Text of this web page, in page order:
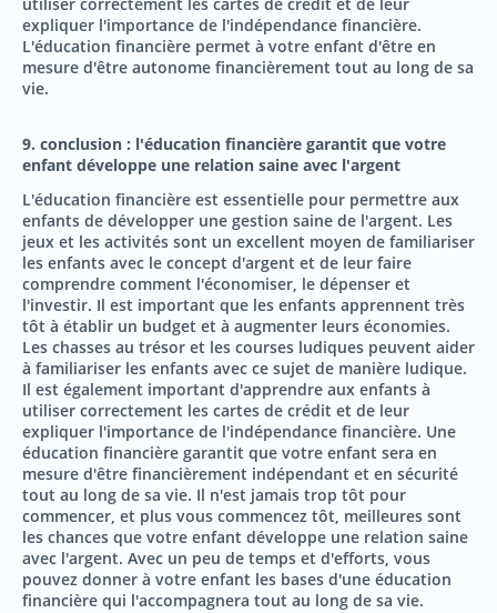
expliquer l'importance de l'indépendance financière.
L'éducation financière permet à votre enfant d'être en
mesure d'être autonome financièrement tout au long de sa
vie.
9. conclusion : l'éducation financière garantit que votre
enfant développe une relation saine avec l'argent
L'éducation financière est essentielle pour permettre aux
enfants de développer une gestion saine de l'argent. Les
jeux et les activités sont un excellent moyen de familiariser
les enfants avec le concept d'argent et de leur faire
comprendre comment l'économiser, le dépenser et
l'investir. Il est important que les enfants apprennent très
tôt à établir un budget et à augmenter leurs économies.
Les chasses au trésor et les courses ludiques peuvent aider
à familiariser les enfants avec ce sujet de manière ludique.
Il est également important d'apprendre aux enfants à
utiliser correctement les cartes de crédit et de leur
expliquer l'importance de l'indépendance financière. Une
éducation financière garantit que votre enfant sera en
mesure d'être financièrement indépendant et en sécurité
tout au long de sa vie. Il n'est jamais trop tôt pour
commencer, et plus vous commencez tôt, meilleures sont
les chances que votre enfant développe une relation saine
avec l'argent. Avec un peu de temps et d'efforts, vous
pouvez donner à votre enfant les bases d'une éducation
financière qui l'accompagnera tout au long de sa vie.